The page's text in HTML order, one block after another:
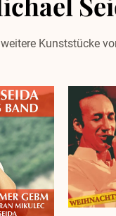
Kunststücke